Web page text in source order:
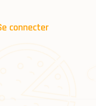
connecter